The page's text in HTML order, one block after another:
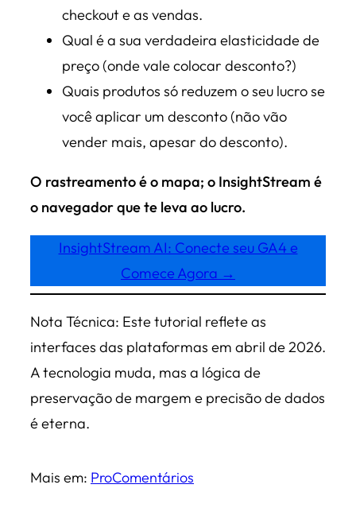
checkout e as vendas.
Qual é a sua verdadeira elasticidade de
preço (onde vale colocar desconto?)
Quais produtos só reduzem o seu lucro se
você aplicar um desconto (não vão
vender mais, apesar do desconto).
O rastreamento é o mapa; o InsightStream é
o navegador que te leva ao lucro.
InsightStream AI: Conecte seu GA4 e
Comece Agora →
Nota Técnica: Este tutorial reflete as
interfaces das plataformas em abril de 2026.
A tecnologia muda, mas a lógica de
preservação de margem e precisão de dados
é eterna.
Mais em: ProComentários